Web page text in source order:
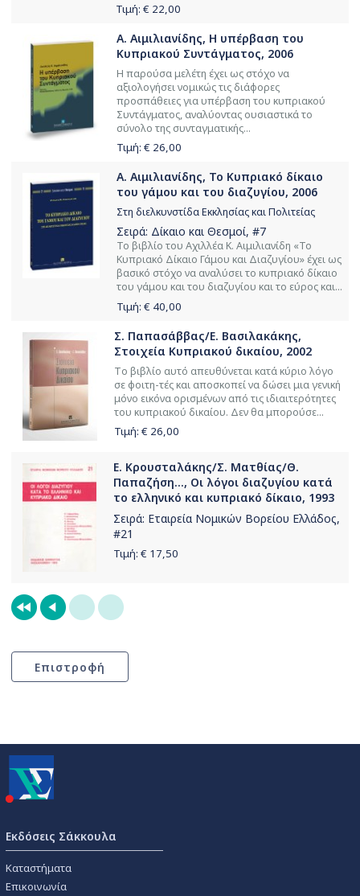
Τιμή: € 22,00
Α. Αιμιλιανίδης, Η υπέρβαση του
Κυπριακού Συντάγματος, 2006
Η παρούσα μελέτη έχει ως στόχο να
αξιολογήσει νομικώς τις διάφορες
προσπάθειες για υπέρβαση του κυπριακού
Συντάγματος, αναλύοντας ουσιαστικά το
σύνολο της συνταγματικής...
Τιμή: € 26,00
Α. Αιμιλιανίδης, Το Κυπριακό δίκαιο
του γάμου και του διαζυγίου, 2006
Στη διελκυνστίδα Εκκλησίας και Πολιτείας
Σειρά: Δίκαιο και Θεσμοί, #7
Το βιβλίο του Αχιλλέα Κ. Αιμιλιανίδη «Το
Κυπριακό Δίκαιο Γάμου και Διαζυγίου» έχει ως
βασικό στόχο να αναλύσει το κυπριακό δίκαιο
του γάμου και του διαζυγίου και το εύρος και...
Τιμή: € 40,00
Σ. Παπασάββας/Ε. Βασιλακάκης,
Στοιχεία Κυπριακού δικαίου, 2002
Tο βιβλίο αυτό απευθύνεται κατά κύριο λόγο
σε φοιτη-τές και αποσκοπεί να δώσει μια γενική
μόνο εικόνα ορισμένων από τις ιδιαιτερότητες
του κυπριακού δικαίου. Δεν θα μπορούσε...
Τιμή: € 26,00
Ε. Κρουσταλάκης/Σ. Ματθίας/Θ.
Παπαζήση..., Οι λόγοι διαζυγίου κατά
το ελληνικό και κυπριακό δίκαιο, 1993
Σειρά: Εταιρεία Νομικών Βορείου Ελλάδος,
#21
Τιμή: € 17,50
Εκδόσεις Σάκκουλα
Καταστήματα
Επικοινωνία